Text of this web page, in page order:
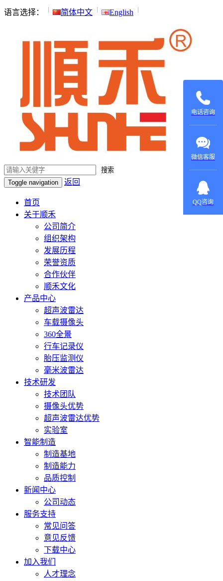
语言选择： 简体中文 English
搜索
Toggle navigation
返回
首页
关于顺禾
公司简介
组织架构
发展历程
荣誉资质
合作伙伴
顺禾文化
产品中心
超声波雷达
车载摄像头
360全景
行车记录仪
胎压监测仪
毫米波雷达
技术研发
技术团队
摄像头优势
超声波雷达优势
实验室
智能制造
制造基地
制造能力
品质控制
新闻中心
公司动态
服务支持
常见问答
意见反馈
下载中心
加入我们
人才理念
电话咨询
微信客服
QQ咨询
在线咨
询：
420022879
在线咨